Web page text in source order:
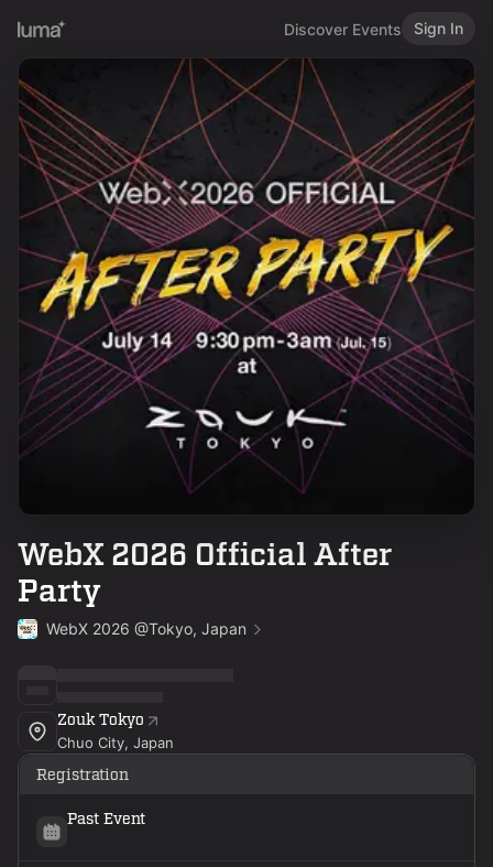
Discover Events Sign In
WebX 2026 Official After
Party
WebX 2026 @Tokyo, Japan
Zouk Tokyo
Chuo City, Japan
Registration
Past Event